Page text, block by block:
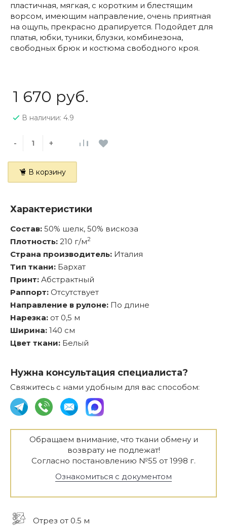
пластичная, мягкая, с коротким и блестящим
ворсом, имеющим направление, очень приятная
на ощупь, прекрасно драпируется. Подойдет для
платья, юбки, туники, блузки, комбинезона,
свободных брюк и костюма свободного кроя.
1 670 руб.
В наличии: 4.9
- +
В корзину
Характеристики
Состав: 50% шелк, 50% вискоза
Плотность: 210 г/м2
Страна производитель: Италия
Тип ткани: Бархат
Принт: Абстрактный
Раппорт: Отсутствует
Направление в рулоне: По длине
Нарезка: от 0,5 м
Ширина: 140 см
Цвет ткани: Белый
Нужна консультация специалиста?
Свяжитесь с нами удобным для вас способом:
Обращаем внимание, что ткани обмену и
возврату не подлежат!
Согласно постановлению №55 от 1998 г.
Ознакомиться с документом
Отрез от 0.5 м